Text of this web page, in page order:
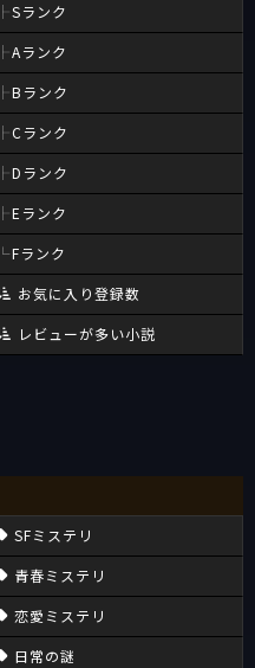
Sランク
Aランク
Bランク
Cランク
Dランク
Eランク
Fランク
お気に入り登録数
レビューが多い小説
SFミステリ
青春ミステリ
恋愛ミステリ
日常の謎